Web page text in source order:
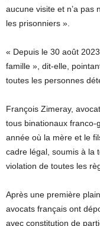
aucune visite et n’a pas
les prisonniers ».
« Depuis le 30 août
famille », dit-elle,
toutes les personnes
François Zimeray,
tous binationaux franco-
année où la mère et le
cadre légal, soumis à la
violation de toutes les
Après une première
avocats français ont
avec constitution de